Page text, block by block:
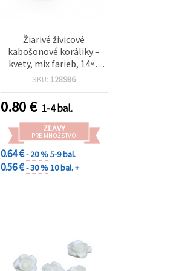
Žiarivé živicové
kabošonové koráliky –
kvety, mix farieb, 14×4
mm – sada 10 ks na
kreatívne projekty
SKU: 128986
0.80€ 1-4 bal.
ZĽAVY
PRE MNOŽSTVO
0.64 €- 20 %5-9 bal.
0.56 €- 30 %10 bal. +